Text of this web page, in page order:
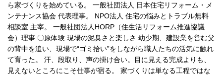
ら家づくりを始めている。 一般社団法人 日本住宅リフォーム・メ
ンテナンス協会 代表理事。 NPO法人 住宅の悩みとトラブル無料
相談室 主宰。 一般社団法人HORP（住生活リフォーム推進協議
会）理事 〇原体験 現場の泥臭さと楽しさ 幼少期、建設業を営む父
の背中を追い、現場で“ゴミ拾い”をしながら職人たちの活気に触れ
て育った。 汗、段取り、声の掛け合い。目に見える完成よりも、
見えないところにこそ仕事が宿る。 家づくりは単なる工程ではな